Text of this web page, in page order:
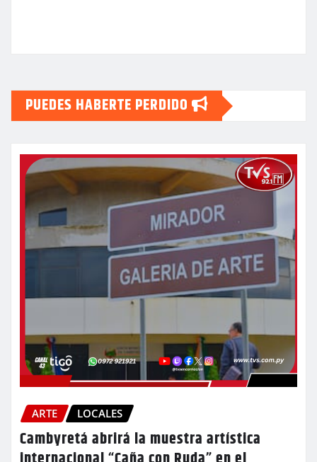
PUEDES HABERTE PERDIDO
ARTE LOCALES
Cambyretá abrirá la muestra artística